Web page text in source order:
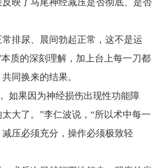
映了马尾神经减压是否彻底、是否
排尿、晨间勃起正常，这不是运
质的深刻理解，加上台上每一刀都
同换来的结果。
如果因为神经损伤出现性功能障
大了。”李仁波说，“所以术中每一
压必须充分，操作必须极致轻